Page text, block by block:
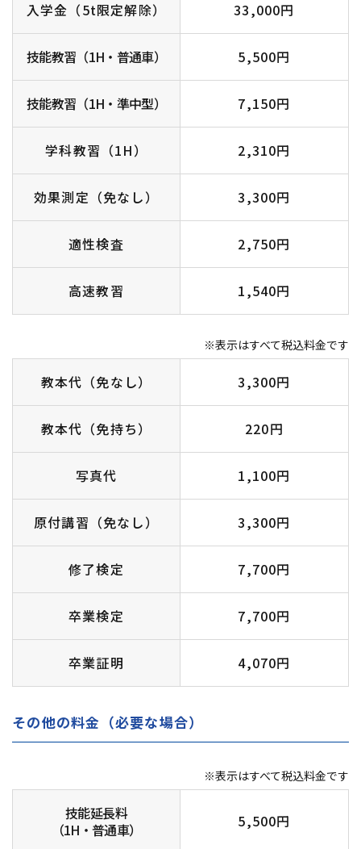
入学金（5t限定解除） 33,000円
技能教習（1H・普通車） 5,500円
技能教習（1H・準中型） 7,150円
学科教習（1H） 2,310円
効果測定（免なし） 3,300円
適性検査 2,750円
高速教習 1,540円
※表示はすべて税込料金です
教本代（免なし） 3,300円
教本代（免持ち） 220円
写真代 1,100円
原付講習（免なし） 3,300円
修了検定 7,700円
卒業検定 7,700円
卒業証明 4,070円
その他の料金（必要な場合）
※表示はすべて税込料金です
技能延長料
（1H・普通車）
5,500円